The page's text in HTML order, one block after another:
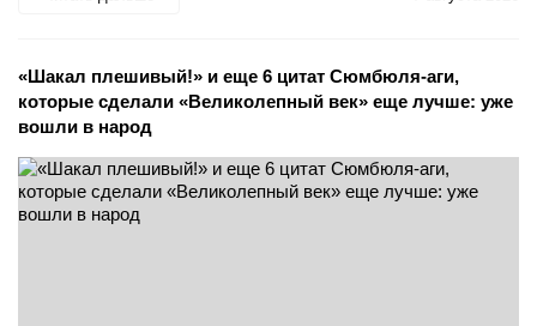
«Шакал плешивый!» и еще 6 цитат Сюмбюля-аги,
которые сделали «Великолепный век» еще лучше: уже
вошли в народ